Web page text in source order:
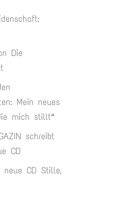
Die
Mein neues
mich stillt“
schreibt
CD
neue CD Stille,